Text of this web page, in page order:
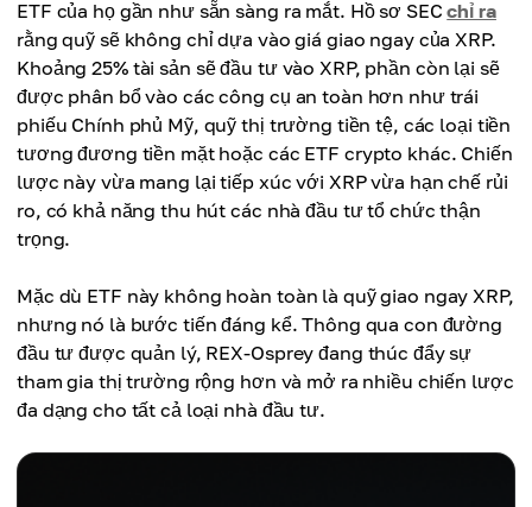
ETF của họ gần như sẵn sàng ra mắt. Hồ sơ SECchỉ ra
rằng quỹ sẽ không chỉ dựa vào giá giao ngay của XRP.
Khoảng 25% tài sản sẽ đầu tư vào XRP, phần còn lại sẽ
được phân bổ vào các công cụ an toàn hơn như trái
phiếu Chính phủ Mỹ, quỹ thị trường tiền tệ, các loại tiền
tương đương tiền mặt hoặc các ETF crypto khác. Chiến
lược này vừa mang lại tiếp xúc với XRP vừa hạn chế rủi
ro, có khả năng thu hút các nhà đầu tư tổ chức thận
trọng.
Mặc dù ETF này không hoàn toàn là quỹ giao ngay XRP,
nhưng nó là bước tiến đáng kể. Thông qua con đường
đầu tư được quản lý, REX-Osprey đang thúc đẩy sự
tham gia thị trường rộng hơn và mở ra nhiều chiến lược
đa dạng cho tất cả loại nhà đầu tư.